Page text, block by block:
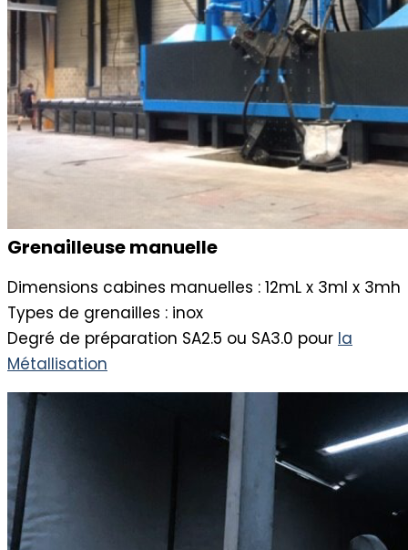
Grenailleuse manuelle
Dimensions cabines manuelles : 12mL x 3ml x 3mh
Types de grenailles : inox
Degré de préparation SA2.5 ou SA3.0 pour la
Métallisation